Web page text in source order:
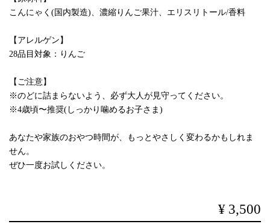
こんにゃく(国内製造)、濃縮りんご果汁、エリスリトール/香料
【アレルゲン】
28品目対象：りんご
【ご注意】
※のどに詰まらないよう、必ず大人が見守ってください。
※4歳頃〜推奨(しっかり噛めるお子さま)
あなたや家族のおやつ時間が、もっとやさしく変わるかもしれま
せん。
ぜひ一度お試しください。
¥3,500